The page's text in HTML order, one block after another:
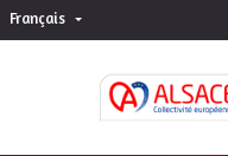
Français Choisir la langue